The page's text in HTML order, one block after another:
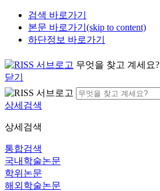
검색 바로가기
본문 바로가기(skip to content)
하단정보 바로가기
무엇을 찾고 계세요?
닫기
상세검색
상세검색
통합검색
국내학술논문
학위논문
해외학술논문